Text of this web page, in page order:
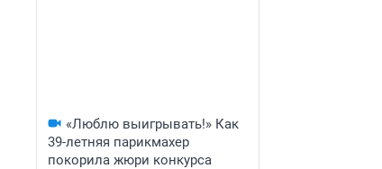
«Люблю выигрывать!» Как
39-летняя парикмахер
покорила жюри конкурса